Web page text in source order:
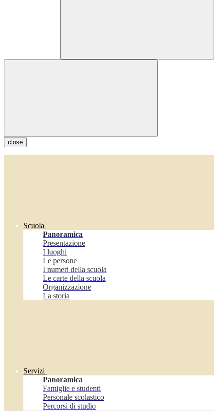
close
Scuola
Panoramica
Presentazione
I luoghi
Le persone
I numeri della scuola
Le carte della scuola
Organizzazione
La storia
Servizi
Panoramica
Famiglie e studenti
Personale scolastico
Percorsi di studio